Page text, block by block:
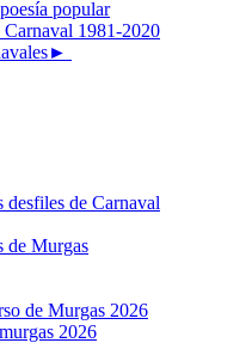
popular
Carnaval 1981-2020
desfiles de Carnaval
de Murgas
de Murgas 2026
2026